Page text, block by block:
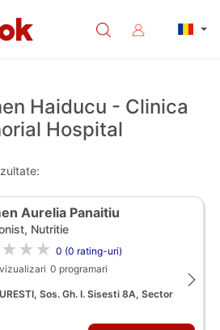
Haiducu - Clinica
Hospital
Aurelia Panaitiu
Nutritie
0 (0 rating-uri)
0 programari
Sos. Gh. I. Sisesti 8A, Sector